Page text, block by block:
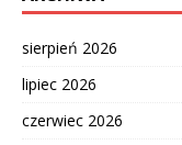
sierpień 2026
lipiec 2026
czerwiec 2026